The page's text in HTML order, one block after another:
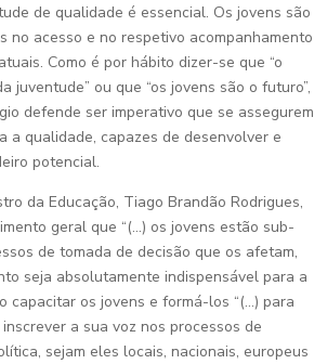
de qualidade é essencial. Os jovens são
no acesso e no respetivo acompanhamento
Como é por hábito dizer-se que “o
juventude” ou que “os jovens são o futuro”,
defende ser imperativo que se assegurem
a qualidade, capazes de desenvolver e
potencial.
Educação, Tiago Brandão Rodrigues,
geral que “(…) os jovens estão sub-
de tomada de decisão que os afetam,
seja absolutamente indispensável para a
capacitar os jovens e formá-los “(…) para
a sua voz nos processos de
sejam eles locais, nacionais, europeus